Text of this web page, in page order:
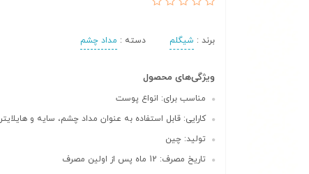
برند : شیگلم دسته : مداد چشم
ویژگی‌های محصول
مناسب برای: انواع پوست
کارایی: قابل استفاده به عنوان مداد چشم، سایه و هایلایتر
تولید: چین
تاریخ مصرف: 12 ماه پس از اولین مصرف